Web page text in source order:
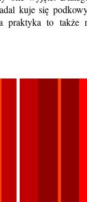
kuje się
praktyka to także